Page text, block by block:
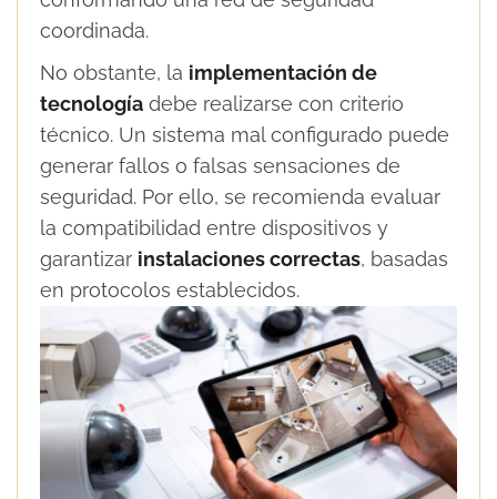
coordinada.
No obstante, la implementación de
tecnología debe realizarse con criterio
técnico. Un sistema mal configurado puede
generar fallos o falsas sensaciones de
seguridad. Por ello, se recomienda evaluar
la compatibilidad entre dispositivos y
garantizar instalaciones correctas, basadas
en protocolos establecidos.